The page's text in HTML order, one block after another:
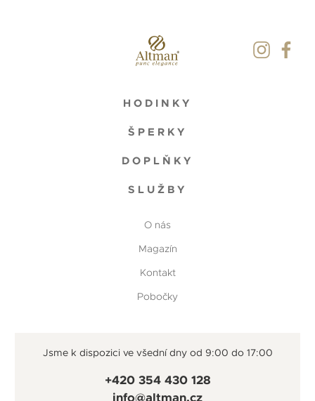
HODINKY
ŠPERKY
DOPLŇKY
SLUŽBY
O nás
Magazín
Kontakt
Pobočky
Jsme k dispozici ve všední dny od 9:00 do 17:00
+420 354 430 128
info@altman.cz